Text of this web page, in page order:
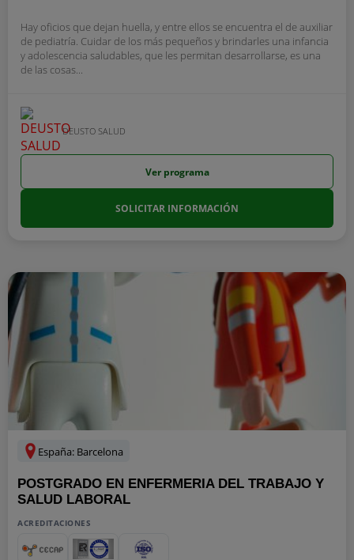
Hay oficios que dejan huella, y entre ellos se encuentra el de auxiliar
de pediatría. Cuidar de los más pequeños y brindarles una infancia
y adolescencia saludables, que les permitan desarrollarse, es una
de las cosas...
DEUSTO SALUD
Ver programa
SOLICITAR INFORMACIÓN
España: Barcelona
POSTGRADO EN ENFERMERIA DEL TRABAJO Y
SALUD LABORAL
ACREDITACIONES